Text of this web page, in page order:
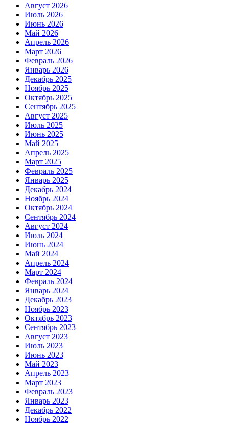
Август 2026
Июль 2026
Июнь 2026
Май 2026
Апрель 2026
Март 2026
Февраль 2026
Январь 2026
Декабрь 2025
Ноябрь 2025
Октябрь 2025
Сентябрь 2025
Август 2025
Июль 2025
Июнь 2025
Май 2025
Апрель 2025
Март 2025
Февраль 2025
Январь 2025
Декабрь 2024
Ноябрь 2024
Октябрь 2024
Сентябрь 2024
Август 2024
Июль 2024
Июнь 2024
Май 2024
Апрель 2024
Март 2024
Февраль 2024
Январь 2024
Декабрь 2023
Ноябрь 2023
Октябрь 2023
Сентябрь 2023
Август 2023
Июль 2023
Июнь 2023
Май 2023
Апрель 2023
Март 2023
Февраль 2023
Январь 2023
Декабрь 2022
Ноябрь 2022